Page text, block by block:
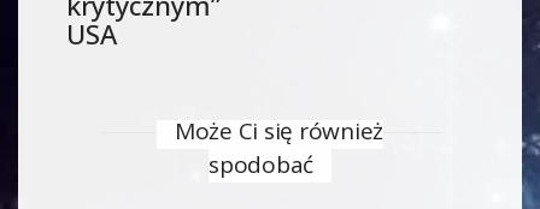
USA
Może Ci się również
spodobać